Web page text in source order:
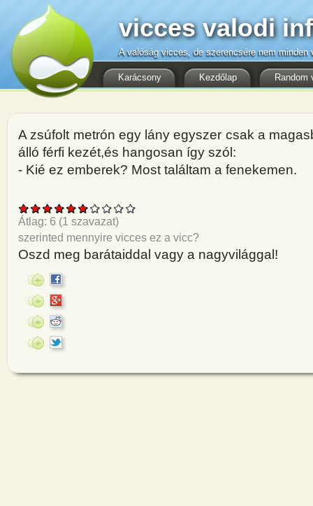
Karácsony Kezdőlap Random
vicces valodi
A valóság vicces, de szerencsére nem minden
A zsúfolt metrón egy lány egyszer csak a
álló férfi kezét,és hangosan így szól:
- Kié ez emberek? Most találtam a fenekemen.
Átlag: 6 (1 szavazat)
szerinted mennyire vicces ez a vicc?
Oszd meg barátaiddal vagy a nagyvilággal!